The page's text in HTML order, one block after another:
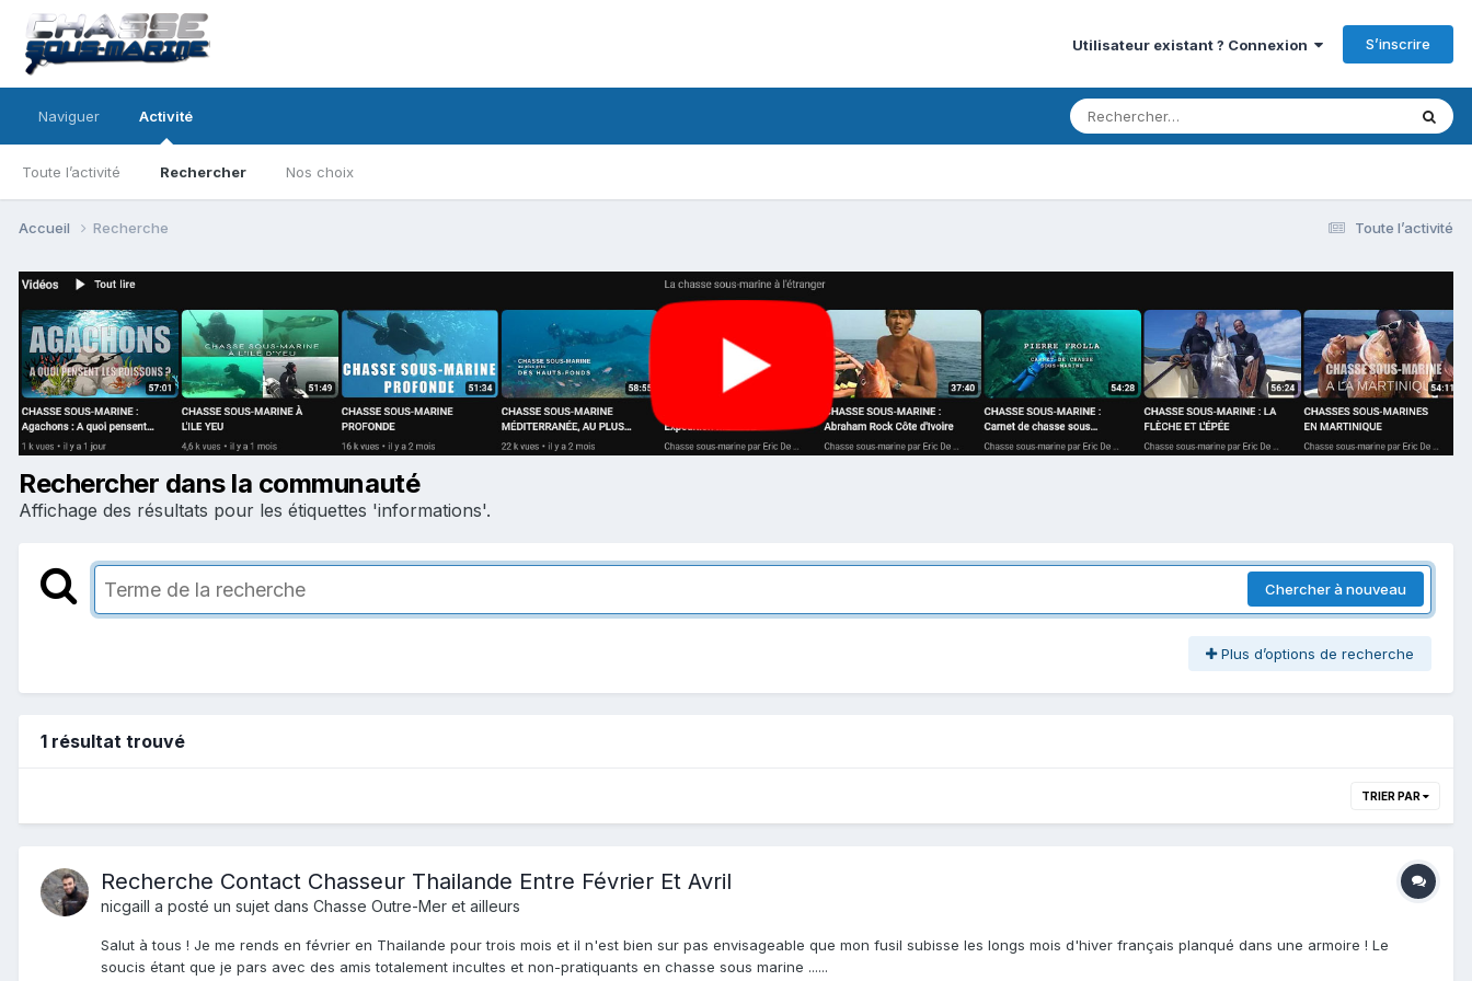
Utilisateur existant ? Connexion S’inscrire
Naviguer Activité
Toute l’activité Rechercher Nos choix
Toute l’activité
Accueil Recherche
Rechercher dans la communauté
Affichage des résultats pour les étiquettes 'informations'.
Chercher à nouveau
Plus d’options de recherche
1 résultat trouvé
TRIER PAR
Recherche Contact Chasseur Thailande Entre Février Et Avril
nicgaill a posté un sujet dans Chasse Outre-Mer et ailleurs
Salut à tous ! Je me rends en février en Thailande pour trois mois et il n'est bien sur pas envisageable que mon fusil subisse les longs mois d'hiver français planqué dans une armoire ! Le
soucis étant que je pars avec des amis totalement incultes et non-pratiquants en chasse sous marine ......